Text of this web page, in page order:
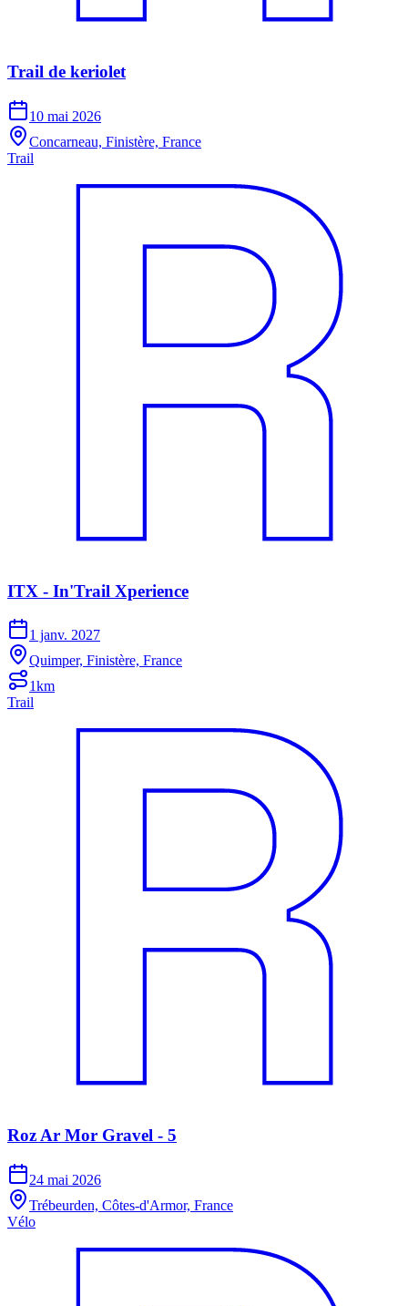
Trail de keriolet
10 mai 2026
Concarneau, Finistère, France
Trail
ITX - In'Trail Xperience
1 janv. 2027
Quimper, Finistère, France
1km
Trail
Roz Ar Mor Gravel - 5
24 mai 2026
Trébeurden, Côtes-d'Armor, France
Vélo